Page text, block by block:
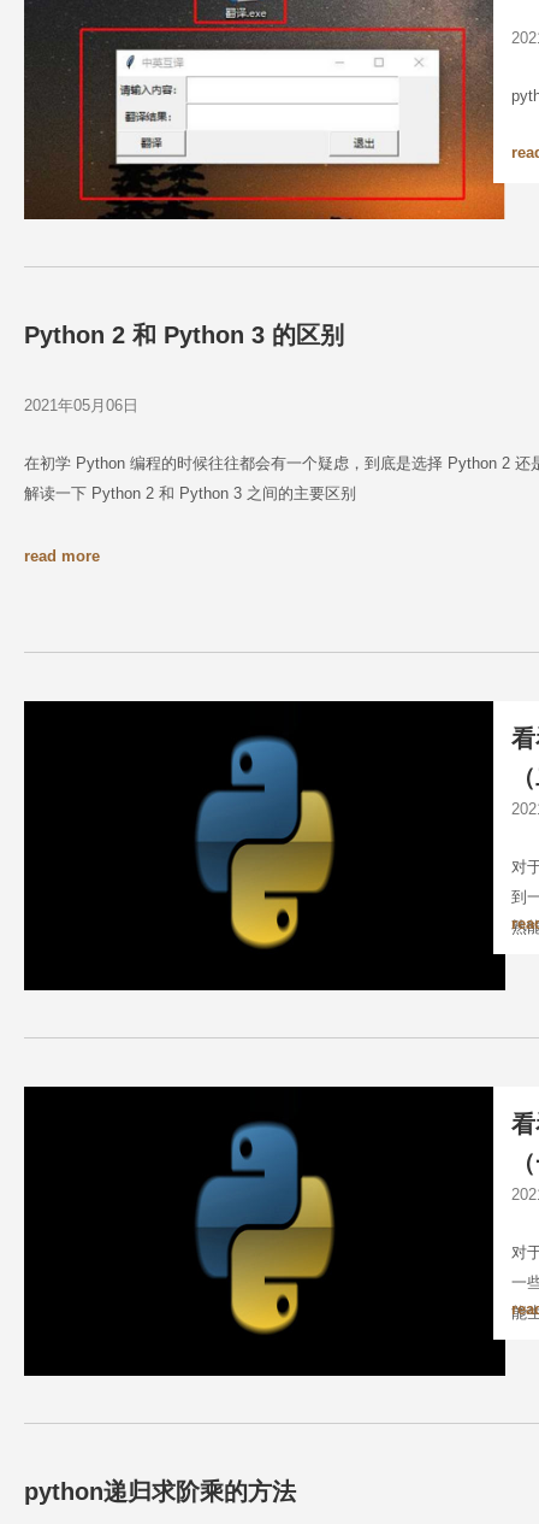
Python 2 和 Python 3 的区别
2021年05月06日
在初学 Python 编程的时候往往都会有一个疑虑，到底是选择 Python 2
解读一下 Python 2 和 Python 3 之间的主要区别
read more
对
到
熟
对
一
能
python递归求阶乘的方法